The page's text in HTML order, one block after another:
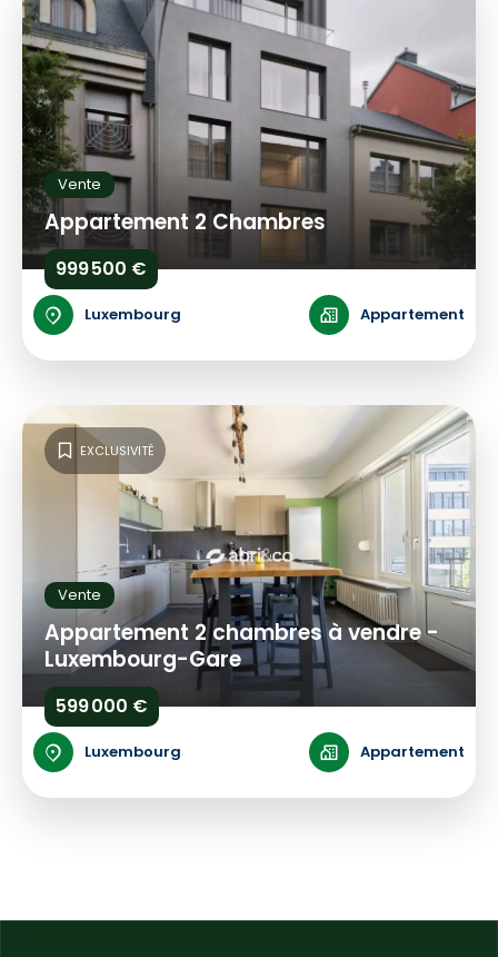
Vente
Appartement 2 Chambres
999 500 €
Luxembourg Appartement
Vente
Appartement 2 chambres à vendre -
Luxembourg-Gare
599 000 €
Luxembourg Appartement
EXCLUSIVITÉ